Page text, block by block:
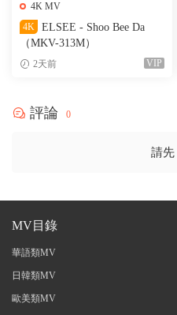
4K MV
4K
ELSEE - Shoo Bee Da
（MKV-313M）
2天前 VIP
評論 0
請先
MV目錄
華語類MV
日韓類MV
歐美類MV